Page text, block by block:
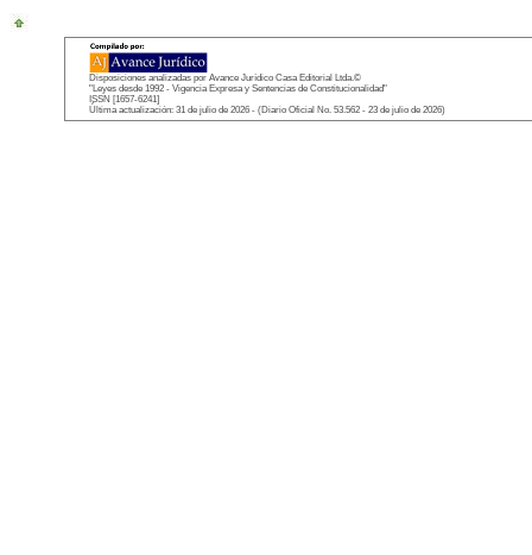
Disposiciones analizadas por Avance Jurídico Casa Editorial Ltda.©
"Leyes desde 1992 - Vigencia Expresa y Sentencias de Constitucionalidad"
ISSN [1657-6241]
Última actualización: 31 de julio de 2026 - (Diario Oficial No. 53.562 - 23 de julio de 2026)